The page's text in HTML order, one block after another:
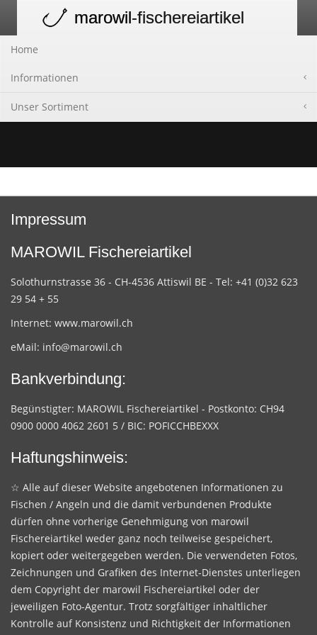
navigation
marowil-fischereiartikel
Home
Informationen
Unser Sortiment
Impressum
MAROWIL Fischereiartikel
Solothurnstrasse 36 - CH-4536 Attiswil BE - Tel: +41 (0)32 623
29 54 + 55
Internet: www.marowil.ch
eMail: info@marowil.ch
Bankverbindung:
Begünstigter: MAROWIL Fischereiartikel - Postkonto: CH94
0900 0000 4062 2601 5 / BIC: POFICCHBEXXX
Haftungshinweis:
☆ Alle auf dieser Website angebotenen Informationen zu
Fischen / Angeln und die damit verbundenen Produkte
dürfen ohne vorherige Genehmigung von marowil
Fischereiartikel weder ganz noch teilweise gespeichert,
kopiert oder weitergegeben werden. Die verwendeten Fotos,
Zeichnungen und Grafiken des Internet-Dienstes unterliegen
dem Copyright der marowil Fischereiartikel oder der
jeweiligen Foto-Agentur. Trotz sorgfältiger inhaltlicher
Kontrolle auf Konsistenz und Richtigkeit der Informationen